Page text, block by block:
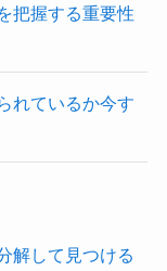
把握する重要性
れているか今す
解して見つける